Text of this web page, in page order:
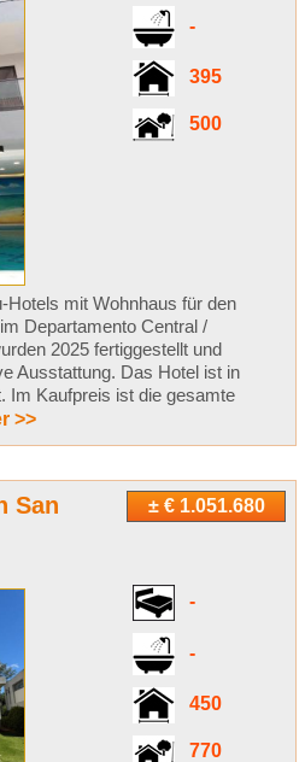
-
395
500
Hotels mit Wohnhaus für den
Departamento Central /
2025 fertiggestellt und
Ausstattung. Das Hotel ist in
Im Kaufpreis ist die gesamte
>>
± € 1.051.680
San
-
-
450
770